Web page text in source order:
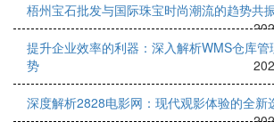
梧州宝石批发与国际珠宝时尚潮流的趋势共
提升企业效率的利器：深入解析WMS仓库
势
深度解析2828电影网：现代观影体验的全新